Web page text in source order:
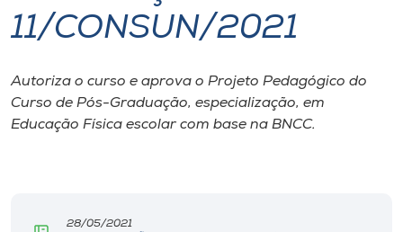
I.nova
Diplomados
11/CONSUN/2021
Autoriza o curso e aprova o Projeto Pedagógico do
Curso de Pós-Graduação, especialização, em
Educação Física escolar com base na BNCC.
28/05/2021